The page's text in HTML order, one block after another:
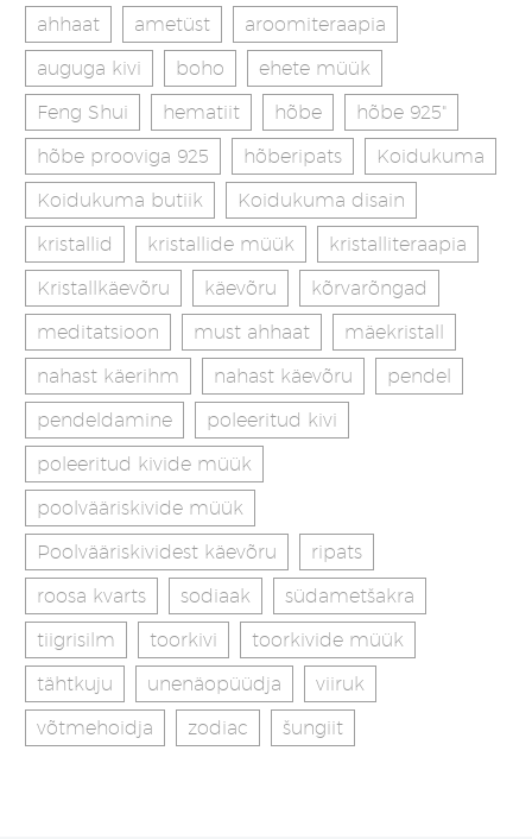
ahhaat ametüst
aroomiteraapia
auguga kivi
boho
ehete müük
Feng Shui
hematiit hõbe
hõbe 925"
hõbe prooviga 925
hõberipats
Koidukuma
Koidukuma butiik
Koidukuma disain
kristallid
kristallide müük
kristalliteraapia
Kristallkäevõru
käevõru
kõrvarõngad
meditatsioon
must ahhaat
mäekristall
nahast käerihm
nahast käevõru
pendel
pendeldamine
poleeritud kivi
poleeritud kivide müük
poolvääriskivide müük
Poolvääriskividest käevõru
ripats
roosa kvarts
sodiaak
südametšakra
tiigrisilm
toorkivi
toorkivide müük
tähtkuju
unenäopüüdja
viiruk
võtmehoidja
zodiac šungiit